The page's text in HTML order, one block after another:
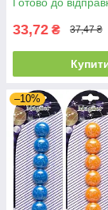
33,72 ₴ 37,47 ₴
–10%